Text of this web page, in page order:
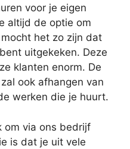
voor je eigen
altijd de optie om
het zo zijn dat
uitgekeken. Deze
klanten enorm. De
ook afhangen van
werken die je huurt.
om via ons bedrijf
is dat je uit vele